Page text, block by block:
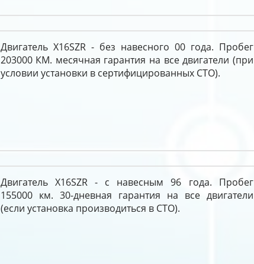
Двигатель X16SZR - без навесного 00 года. Пробег
203000 КМ. месячная гарантия на все двигатели (при
условии установки в сертифицированных СТО).
Двигатель X16SZR - с навесным 96 года. Пробег
155000 км. 30-дневная гарантия на все двигатели
(если установка производиться в СТО).